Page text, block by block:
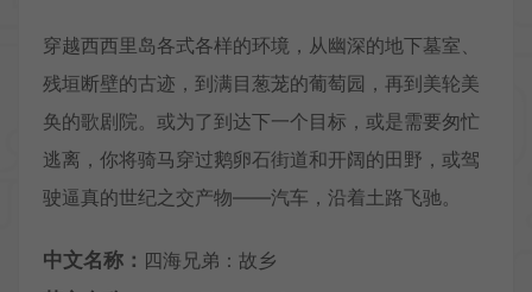
穿越西西里岛各式各样的环境，从幽深的地下墓室、
残垣断壁的古迹，到满目葱茏的葡萄园，再到美轮美
奂的歌剧院。或为了到达下一个目标，或是需要匆忙
逃离，你将骑马穿过鹅卵石街道和开阔的田野，或驾
驶逼真的世纪之交产物——汽车，沿着土路飞驰。
中文名称： 四海兄弟：故乡